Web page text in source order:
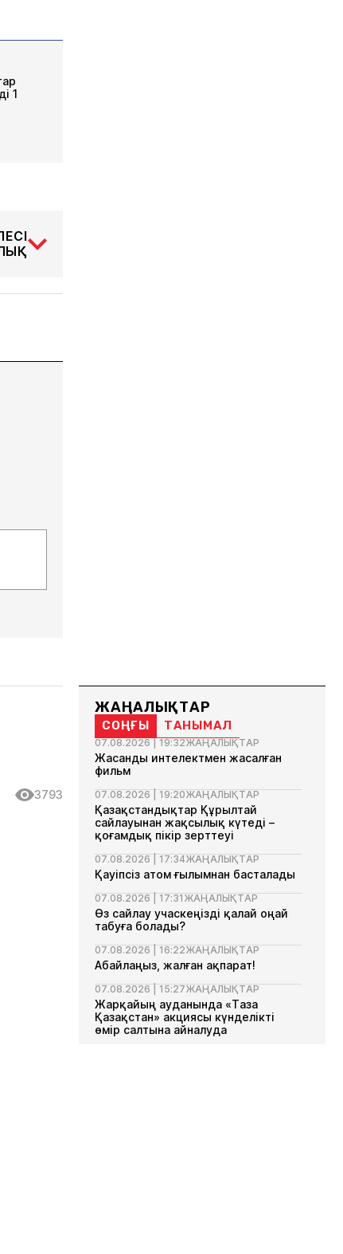
1
3793
ЖАҢАЛЫҚТАР
СОҢҒЫ ТАНЫМАЛ
07.08.2026 | 19:32ЖАҢАЛЫҚТАР
Жасанды интелектмен жасалған
фильм
07.08.2026 | 19:20ЖАҢАЛЫҚТАР
Қазақстандықтар Құрылтай
сайлауынан жақсылық күтеді –
қоғамдық пікір зерттеуі
07.08.2026 | 17:34ЖАҢАЛЫҚТАР
Қауіпсіз атом ғылымнан басталады
07.08.2026 | 17:31 ЖАҢАЛЫҚТАР
Өз сайлау учаскеңізді қалай оңай
табуға болады?
07.08.2026 | 16:22ЖАҢАЛЫҚТАР
Абайлаңыз, жалған ақпарат!
07.08.2026 | 15:27ЖАҢАЛЫҚТАР
Жарқайың ауданында «Таза
Қазақстан» акциясы күнделікті
өмір салтына айналуда